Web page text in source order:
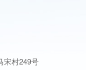
宋村249号